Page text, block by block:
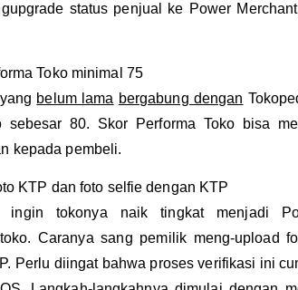
status penjual ke Power
Toko minimal 75
belum lama bergabung dengan
sebesar 80. Skor Performa Toko bisa
kepada pembeli.
KTP dan foto selfie dengan KTP
ingin tokonya naik tingkat menjadi
Caranya sang pemilik meng-upload
Perlu diingat bahwa proses verifikasi ini